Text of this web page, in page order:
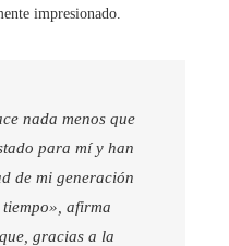
impresionado.
nada menos que
para mí y han
de mi generación
afirma
gracias a la